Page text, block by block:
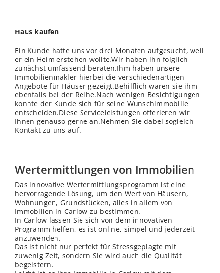
Haus kaufen
Ein Kunde hatte uns vor drei Monaten aufgesucht, weil
er ein Heim erstehen wollte.Wir haben ihn folglich
zunächst umfassend beraten.Ihm haben unsere
Immobilienmakler hierbei die verschiedenartigen
Angebote für Häuser gezeigt.Behilflich waren sie ihm
ebenfalls bei der Reihe.Nach wenigen Besichtigungen
konnte der Kunde sich für seine Wunschimmobilie
entscheiden.Diese Serviceleistungen offerieren wir
Ihnen genauso gerne an.Nehmen Sie dabei sogleich
Kontakt zu uns auf.
Wertermittlungen von Immobilien
Das innovative Wertermittlungsprogramm ist eine
hervorragende Lösung, um den Wert von Häusern,
Wohnungen, Grundstücken, alles in allem von
Immobilien in Carlow zu bestimmen.
In Carlow lassen Sie sich von dem innovativen
Programm helfen, es ist online, simpel und jederzeit
anzuwenden.
Das ist nicht nur perfekt für Stressgeplagte mit
zuwenig Zeit, sondern Sie wird auch die Qualität
begeistern.